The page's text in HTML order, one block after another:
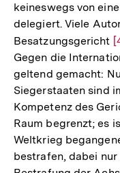
Fußnote
keineswegs von
delegiert. Viele
Besatzungsgericht
Gegen die
geltend gemacht:
Siegerstaaten sind
Kompetenz des
Raum begrenzt; es
Weltkrieg
bestrafen, dabei